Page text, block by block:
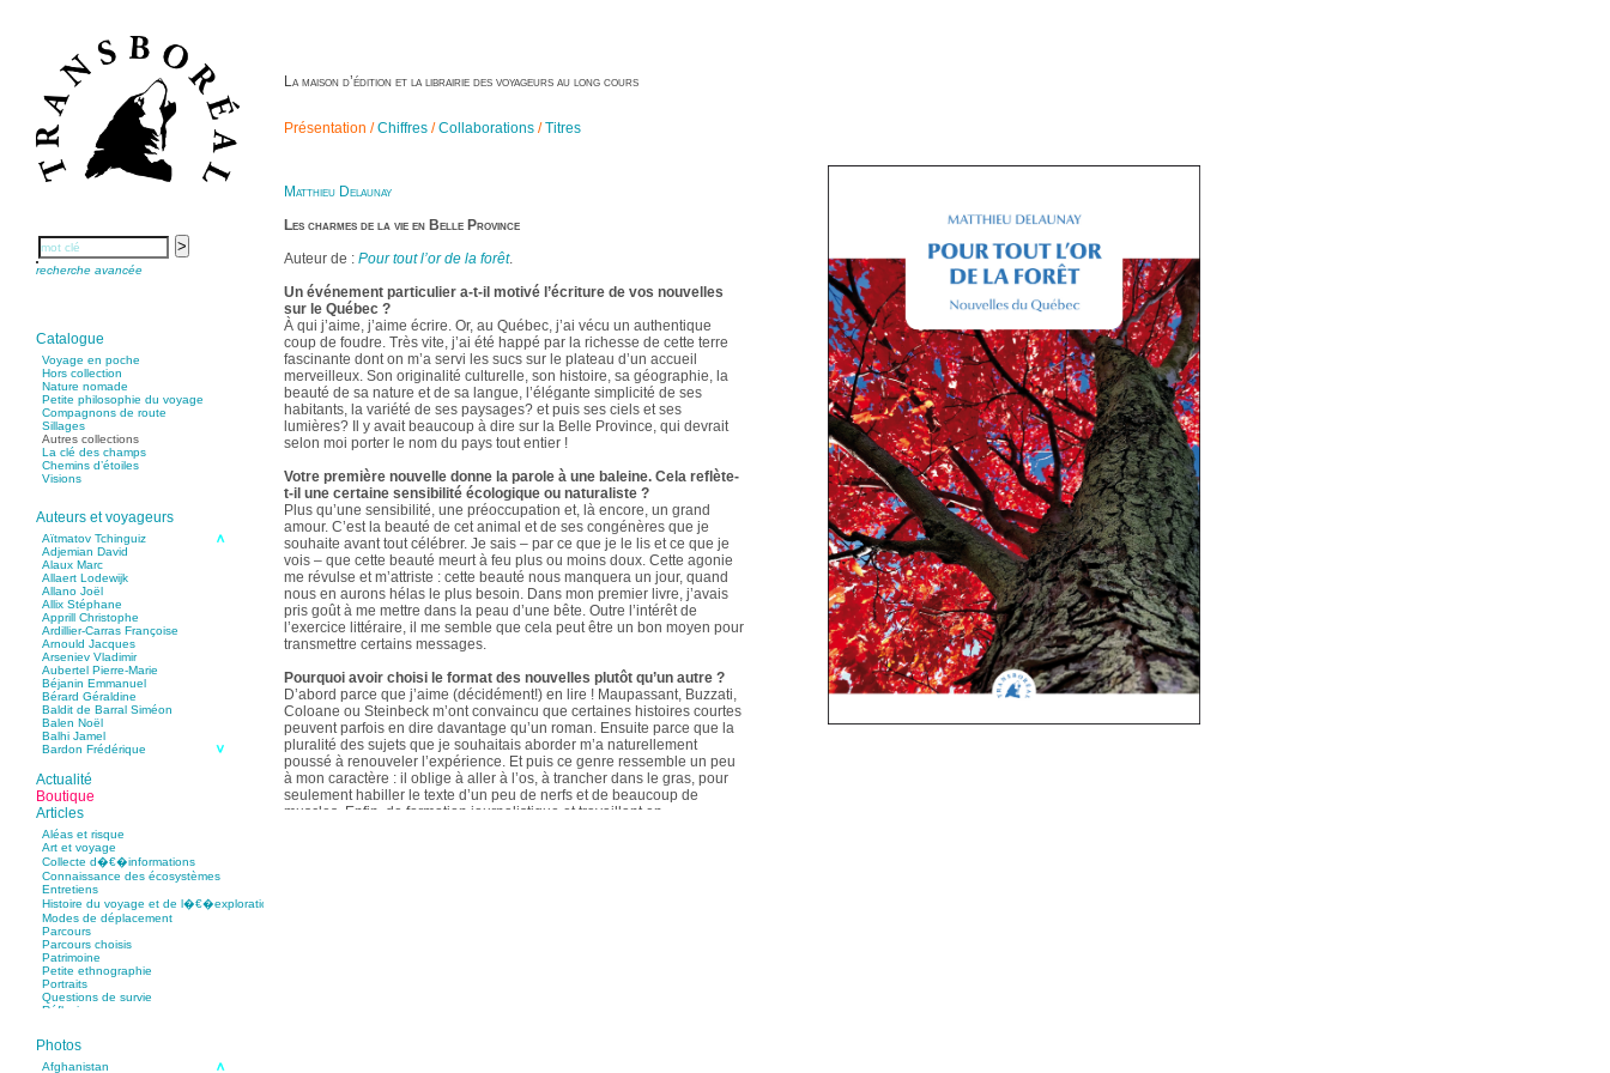
recherche avancée
Catalogue
Voyage en poche
Hors collection
Nature nomade
Petite philosophie du voyage
Compagnons de route
Sillages
Autres collections
La clé des champs
Chemins d’étoiles
Visions
Auteurs et voyageurs
Aïtmatov Tchinguiz
Adjemian David
Alaux Marc
Allaert Lodewijk
Allano Joël
Allix Stéphane
Apprill Christophe
Ardillier-Carras Françoise
Arnould Jacques
Arseniev Vladimir
Aubertel Pierre-Marie
Béjanin Emmanuel
Bérard Géraldine
Baldit de Barral Siméon
Balen Noël
Balhi Jamel
Bardon Frédérique
Bastide Fabien
Baudin Julie
Baujard Jacques
Bazin Sylvain
Bellanger Marc
Bellec Hervé
Belleville Régis
Benestar Géraldine
Benoist Yann
Bertrand Jordane
Bertrandy Antoine
Bezsonov Youri
Bideau Michel-Cosme
Billard Yannick
Blanchet Anne-Lise
Bluntzer Christophe
Bobin Mathieu
Boch Anne-Laure
Boch Julie
Boillot Henri
Bonnem Éric
Boudart Jean-Louis
Actualité
Boutique
Articles
Aléas et risque
Art et voyage
Collecte d�€�informations
Connaissance des écosystèmes
Entretiens
Histoire du voyage et de l�€�exploration
Modes de déplacement
Parcours
Parcours choisis
Patrimoine
Petite ethnographie
Portraits
Questions de survie
Réflexions
Photos
Afghanistan
La maison d’édition et la librairie des voyageurs au long cours
Présentation /Chiffres /Collaborations /Titres
Matthieu Delaunay
Les charmes de la vie en Belle Province
Auteur de : Pour tout l’or de la forêt.
Un événement particulier a-t-il motivé l’écriture de vos nouvelles
sur le Québec ?
À qui j’aime, j’aime écrire. Or, au Québec, j’ai vécu un authentique
coup de foudre. Très vite, j’ai été happé par la richesse de cette terre
fascinante dont on m’a servi les sucs sur le plateau d’un accueil
merveilleux. Son originalité culturelle, son histoire, sa géographie, la
beauté de sa nature et de sa langue, l’élégante simplicité de ses
habitants, la variété de ses paysages? et puis ses ciels et ses
lumières? Il y avait beaucoup à dire sur la Belle Province, qui devrait
selon moi porter le nom du pays tout entier !
Votre première nouvelle donne la parole à une baleine. Cela reflète-
t-il une certaine sensibilité écologique ou naturaliste ?
Plus qu’une sensibilité, une préoccupation et, là encore, un grand
amour. C’est la beauté de cet animal et de ses congénères que je
souhaite avant tout célébrer. Je sais – par ce que je le lis et ce que je
vois – que cette beauté meurt à feu plus ou moins doux. Cette agonie
me révulse et m’attriste : cette beauté nous manquera un jour, quand
nous en aurons hélas le plus besoin. Dans mon premier livre, j’avais
pris goût à me mettre dans la peau d’une bête. Outre l’intérêt de
l’exercice littéraire, il me semble que cela peut être un bon moyen pour
transmettre certains messages.
Pourquoi avoir choisi le format des nouvelles plutôt qu’un autre ?
D’abord parce que j’aime (décidément!) en lire ! Maupassant, Buzzati,
Coloane ou Steinbeck m’ont convaincu que certaines histoires courtes
peuvent parfois en dire davantage qu’un roman. Ensuite parce que la
pluralité des sujets que je souhaitais aborder m’a naturellement
poussé à renouveler l’expérience. Et puis ce genre ressemble un peu
à mon caractère : il oblige à aller à l’os, à trancher dans le gras, pour
seulement habiller le texte d’un peu de nerfs et de beaucoup de
muscles. Enfin, de formation journalistique et travaillant en